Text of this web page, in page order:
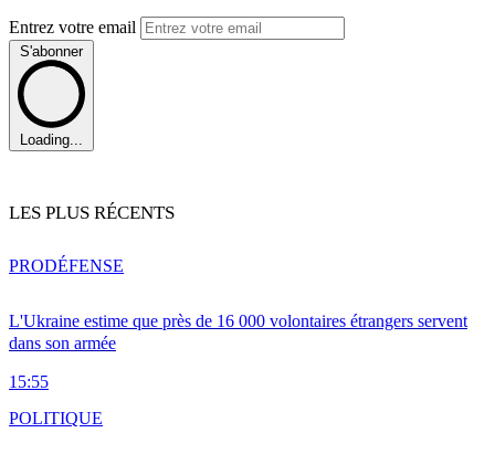
Entrez votre email
S'abonner
Loading...
LES PLUS RÉCENTS
L'Ukraine estime que près de 16 000 volontaires étrangers servent
dans son armée
15:55
PRODÉFENSE
POLITIQUE